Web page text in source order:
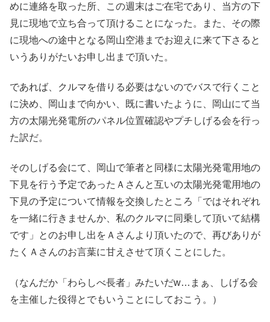
めに連絡を取った所、この週末はご在宅であり、当方の下
見に現地で立ち合って頂けることになった。また、その際
に現地への途中となる岡山空港までお迎えに来て下さると
いうありがたいお申し出まで頂いた。
であれば、クルマを借りる必要はないのでバスで行くこと
に決め、岡山まで向かい、既に書いたように、岡山にて当
方の太陽光発電所のパネル位置確認やプチしげる会を行っ
た訳だ。
そのしげる会にて、岡山で筆者と同様に太陽光発電用地の
下見を行う予定であったＡさんと互いの太陽光発電用地の
下見の予定について情報を交換したところ「ではそれぞれ
を一緒に行きませんか、私のクルマに同乗して頂いて結構
です」とのお申し出をＡさんより頂いたので、再びありが
たくＡさんのお言葉に甘えさせて頂くことにした。
（なんだか「わらしべ長者」みたいだw…まぁ、しげる会
を主催した役得とでもいうことにしておこう。）